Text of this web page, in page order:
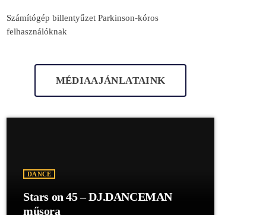
Számítógép billentyűzet Parkinson-kóros
felhasználóknak
MÉDIAAJÁNLATAINK
DANCE
Stars on 45 – DJ.DANCEMAN
műsora